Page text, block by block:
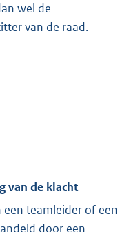
wel de
van de raad.
van de klacht
een teamleider of een
door een